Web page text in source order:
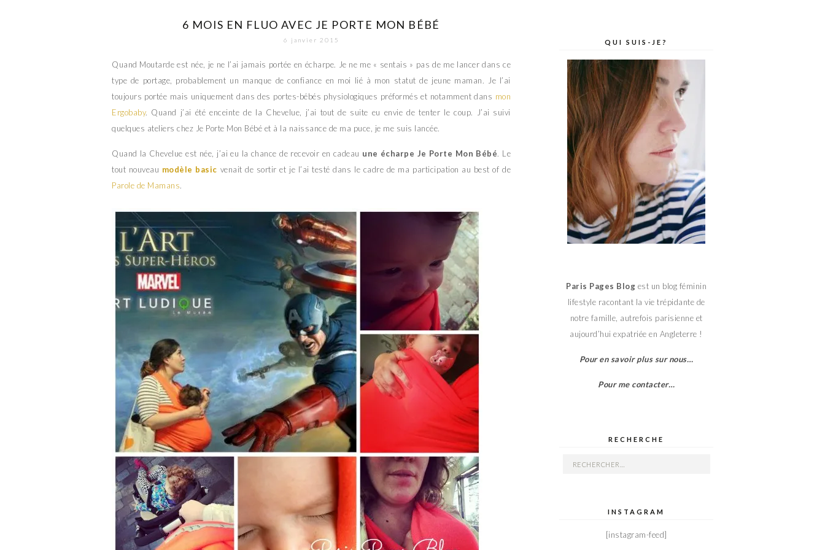
6 MOIS EN FLUO AVEC JE PORTE MON BÉBÉ
6 janvier 2015
Quand Moutarde est née, je ne l’ai jamais portée en écharpe. Je ne me « sentais » pas de me lancer dans ce
type de portage, probablement un manque de confiance en moi lié à mon statut de jeune maman. Je l’ai
toujours portée mais uniquement dans des portes-bébés physiologiques préformés et notamment dans mon
Ergobaby. Quand j’ai été enceinte de la Chevelue, j’ai tout de suite eu envie de tenter le coup. J’ai suivi
quelques ateliers chez Je Porte Mon Bébé et à la naissance de ma puce, je me suis lancée.
Quand la Chevelue est née, j’ai eu la chance de recevoir en cadeau une écharpe Je Porte Mon Bébé. Le
tout nouveau modèle basic venait de sortir et je l’ai testé dans le cadre de ma participation au best of de
Parole de Mamans.
QUI SUIS-JE?
Paris Pages Blog est un blog féminin
lifestyle racontant la vie trépidante de
notre famille, autrefois parisienne et
aujourd’hui expatriée en Angleterre !
Pour en savoir plus sur nous…
Pour me contacter…
RECHERCHE
Rechercher :
INSTAGRAM
[instagram-feed]